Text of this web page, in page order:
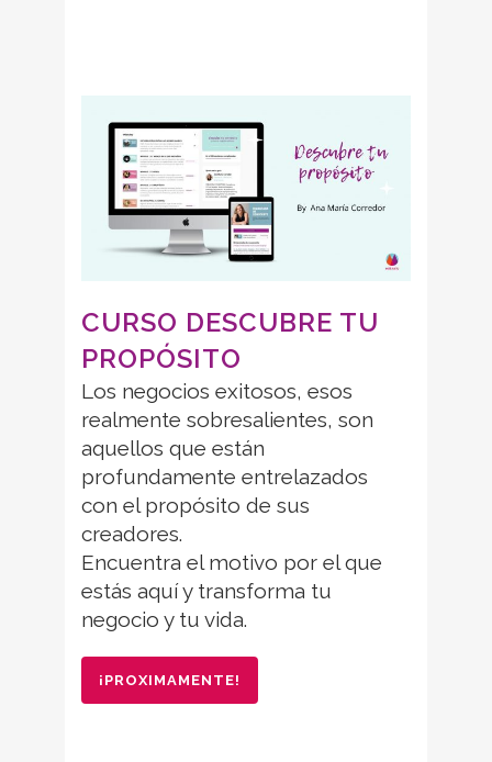
CURSO DESCUBRE TU
PROPÓSITO
Los negocios exitosos, esos
realmente sobresalientes, son
aquellos que están
profundamente entrelazados
con el propósito de sus
creadores.
Encuentra el motivo por el que
estás aquí y transforma tu
negocio y tu vida.
¡PROXIMAMENTE!